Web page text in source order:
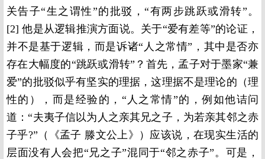
关告子“生之谓性”的批驳，“有两步跳跃或滑转”。
[2] 他是从逻辑推演方面说。关于“爱有差等”的论证，
并不是基于逻辑，而是诉诸“人之常情”，其中是否亦
存在大幅度的“跳跃或滑转”？首先，孟子对于墨家“兼
爱”的批驳似乎有坚实的理据，这理据不是理论的（理
性的），而是经验的，“人之常情”的，例如他诘问
道：“夫夷子信以为人之亲其兄之子，为若亲其邻之赤
子乎?”（《孟子 滕文公上》）应该说，在现实生活的
层面没有人会把“兄之子”混同于“邻之赤子”。可是，